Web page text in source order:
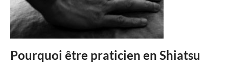
Pourquoi être praticien en Shiatsu